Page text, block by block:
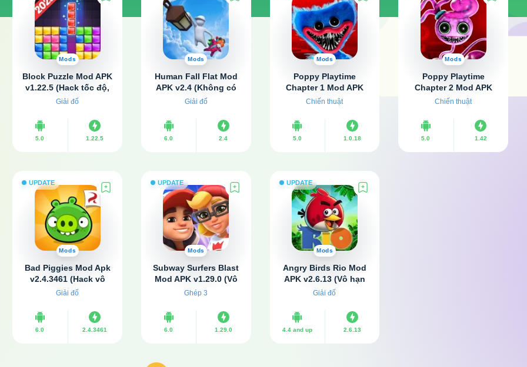
Mods
Block Puzzle Mod APK
v1.22.5 (Hack tốc độ,
Không quảng cáo)
Giải đố
5.0 1.22.5
Mods
Human Fall Flat Mod
APK v2.4 (Không có
quảng cáo)
Giải đố
6.0 2.4
Mods
Poppy Playtime
Chapter 1 Mod APK
v1.0.18 (Tải miễn phí,
Chiến thuật
5.0 1.0.18
Mods
Poppy Playtime
Chapter 2 Mod APK
v1.42 (Tải miễn phí,
Chiến thuật
5.0 1.42
UPDATE
Mods
Bad Piggies Mod Apk
v2.4.3461 (Hack vô
hạn tiền)
Giải đố
6.0 2.4.3461
UPDATE
Mods
Subway Surfers Blast
Mod APK v1.29.0 (Vô
hạn lượt đi)
Ghép 3
6.0 1.29.0
UPDATE
Mods
Angry Birds Rio Mod
APK v2.6.13 (Vô hạn
tiền)
Giải đố
4.4 and up 2.6.13